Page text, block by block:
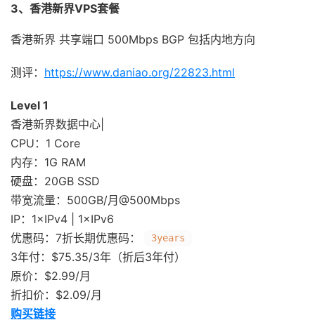
3、香港新界VPS套餐
香港新界 共享端口 500Mbps BGP 包括内地方向
测评： https://www.daniao.org/22823.html
Level 1
香港新界数据中心|
CPU：1 Core
内存：1G RAM
硬盘：20GB SSD
带宽流量：500GB/月@500Mbps
IP：1×IPv4 | 1×IPv6
优惠码：7折长期优惠码：
3years
3年付：$75.35/3年（折后3年付）
原价：$2.99/月
折扣价：$2.09/月
购买链接